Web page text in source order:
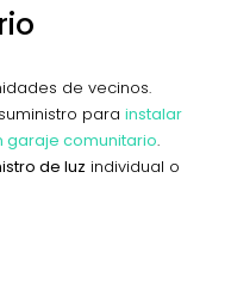
de vecinos.
parainstalar
garaje comunitario.
de luz individual o